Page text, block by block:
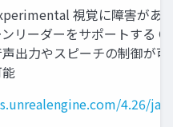
視覚に障害があ
リーダーをサポートする
出力やスピーチの制御が
4.26/ja/